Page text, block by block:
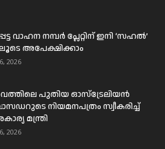
വാഹന നമ്പർ പ്ലേറ്റിന് ഇനി ‘സഹൽ’
അപേക്ഷിക്കാം
2026
പുതിയ ഓസ്ട്രേലിയൻ
നിയമനപത്രം സ്വീകരിച്ച്
മന്ത്രി
2026